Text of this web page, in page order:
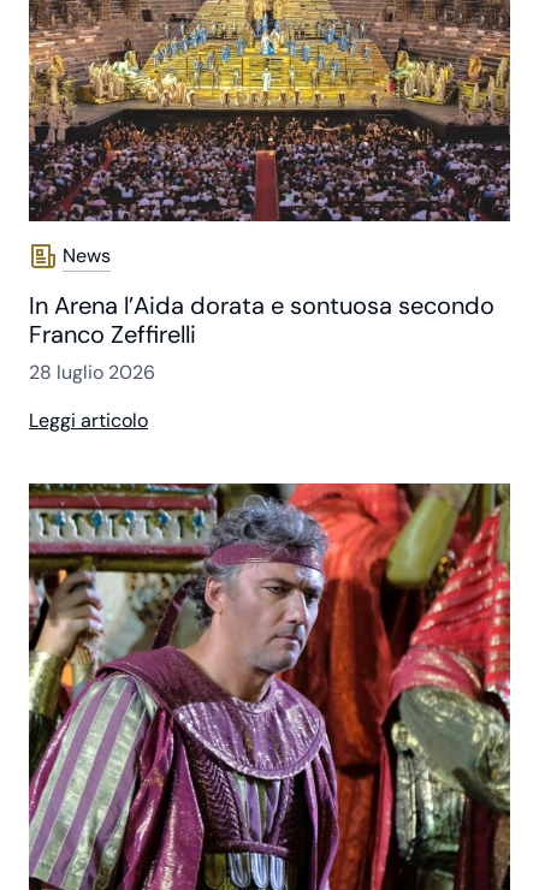
News
In Arena l’Aida dorata e sontuosa secondo
Franco Zeffirelli
28 luglio 2026
Leggi articolo